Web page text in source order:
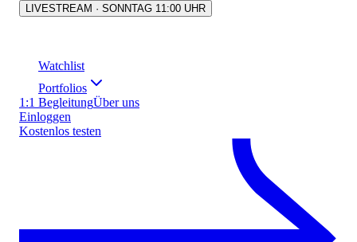
LIVESTREAM · SONNTAG 11:00 UHR
Watchlist
Portfolios
1:1 BegleitungÜber uns
Einloggen
Kostenlos testen